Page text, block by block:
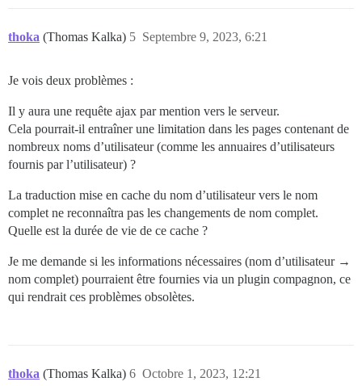
thoka (Thomas Kalka) Septembre 9, 2023, 6:21
5
Je vois deux problèmes :
Il y aura une requête ajax par mention vers le serveur.
Cela pourrait-il entraîner une limitation dans les pages contenant de
nombreux noms d’utilisateur (comme les annuaires d’utilisateurs
fournis par l’utilisateur) ?
La traduction mise en cache du nom d’utilisateur vers le nom
complet ne reconnaîtra pas les changements de nom complet.
Quelle est la durée de vie de ce cache ?
Je me demande si les informations nécessaires (nom d’utilisateur →
nom complet) pourraient être fournies via un plugin compagnon, ce
qui rendrait ces problèmes obsolètes.
thoka (Thomas Kalka) Octobre 1, 2023, 12:21
6